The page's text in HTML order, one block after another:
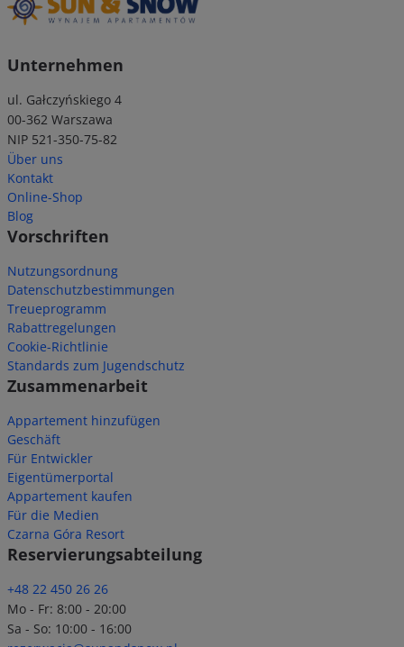
Unternehmen
ul. Gałczyńskiego 4
00-362 Warszawa
NIP 521-350-75-82
Über uns
Kontakt
Online-Shop
Blog
Vorschriften
Nutzungsordnung
Datenschutzbestimmungen
Treueprogramm
Rabattregelungen
Cookie-Richtlinie
Standards zum Jugendschutz
Zusammenarbeit
Appartement hinzufügen
Geschäft
Für Entwickler
Eigentümerportal
Appartement kaufen
Für die Medien
Czarna Góra Resort
Reservierungsabteilung
+48 22 450 26 26
Mo - Fr: 8:00 - 20:00
Sa - So: 10:00 - 16:00